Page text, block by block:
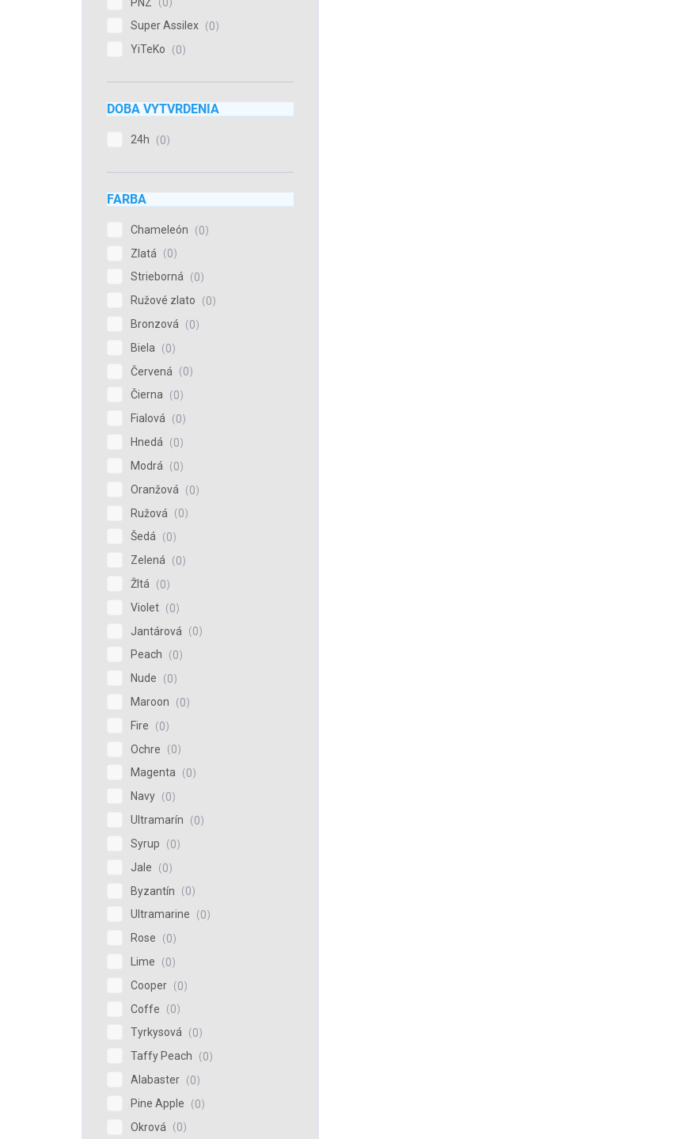
0
Super Assilex
0
YiTeKo
0
DOBA VYTVRDENIA
24h 0
FARBA
Chameleón
0
Zlatá
0
Strieborná
0
Ružové zlato
0
Bronzová
0
Biela
0
Červená
0
Čierna
0
Fialová
0
Hnedá
0
Modrá
0
Oranžová
0
Ružová
0
Šedá
0
Zelená
0
Žltá
0
Violet
0
Jantárová
0
Peach
0
Nude
0
Maroon
0
Fire
0
Ochre
0
Magenta
0
Navy
0
Ultramarín
0
Syrup
0
Jale
0
Byzantín
0
Ultramarine
0
Rose
0
Lime
0
Cooper
0
Coffe
0
Tyrkysová
0
Taffy Peach
0
Alabaster
0
Pine Apple
0
Okrová
0